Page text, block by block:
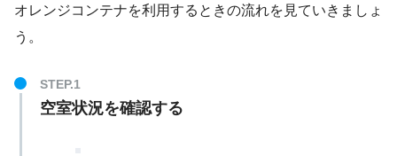
オレンジコンテナを利用するときの流れを見ていきましょ
う。
空室状況を確認する